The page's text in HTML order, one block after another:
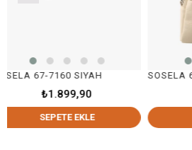
SIYAH SOSELA 67-7160 BEJ
SEPETE EKLE